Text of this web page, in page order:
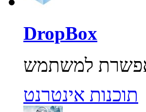
DropBox
תוכנות אינטרנט